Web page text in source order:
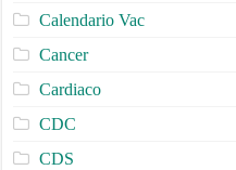
Calendario Vac
Cancer
Cardiaco
CDC
CDS